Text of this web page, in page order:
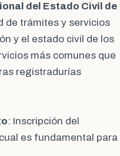
del Estado Civil de
de trámites y servicios
y el estado civil de los
más comunes que
registradurías
: Inscripción del
es fundamental para